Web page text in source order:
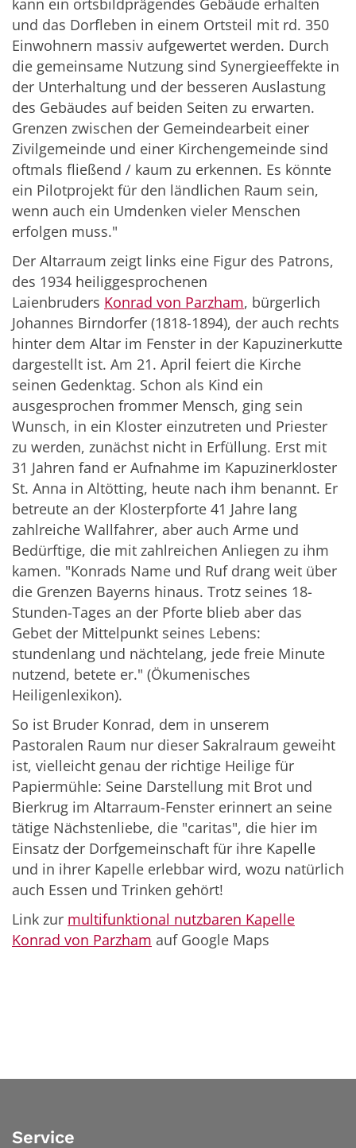
kann ein ortsbildprägendes Gebäude erhalten
und das Dorfleben in einem Ortsteil mit rd. 350
Einwohnern massiv aufgewertet werden. Durch
die gemeinsame Nutzung sind Synergieeffekte in
der Unterhaltung und der besseren Auslastung
des Gebäudes auf beiden Seiten zu erwarten.
Grenzen zwischen der Gemeindearbeit einer
Zivilgemeinde und einer Kirchengemeinde sind
oftmals fließend / kaum zu erkennen. Es könnte
ein Pilotprojekt für den ländlichen Raum sein,
wenn auch ein Umdenken vieler Menschen
erfolgen muss."
Der Altarraum zeigt links eine Figur des Patrons,
des 1934 heiliggesprochenen
Laienbruders Konrad von Parzham, bürgerlich
Johannes Birndorfer (1818-1894), der auch rechts
hinter dem Altar im Fenster in der Kapuzinerkutte
dargestellt ist. Am 21. April feiert die Kirche
seinen Gedenktag. Schon als Kind ein
ausgesprochen frommer Mensch, ging sein
Wunsch, in ein Kloster einzutreten und Priester
zu werden, zunächst nicht in Erfüllung. Erst mit
31 Jahren fand er Aufnahme im Kapuzinerkloster
St. Anna in Altötting, heute nach ihm benannt. Er
betreute an der Klosterpforte 41 Jahre lang
zahlreiche Wallfahrer, aber auch Arme und
Bedürftige, die mit zahlreichen Anliegen zu ihm
kamen. "Konrads Name und Ruf drang weit über
die Grenzen Bayerns hinaus. Trotz seines 18-
Stunden-Tages an der Pforte blieb aber das
Gebet der Mittelpunkt seines Lebens:
stundenlang und nächtelang, jede freie Minute
nutzend, betete er." (Ökumenisches
Heiligenlexikon).
So ist Bruder Konrad, dem in unserem
Pastoralen Raum nur dieser Sakralraum geweiht
ist, vielleicht genau der richtige Heilige für
Papiermühle: Seine Darstellung mit Brot und
Bierkrug im Altarraum-Fenster erinnert an seine
tätige Nächstenliebe, die "caritas", die hier im
Einsatz der Dorfgemeinschaft für ihre Kapelle
und in ihrer Kapelle erlebbar wird, wozu natürlich
auch Essen und Trinken gehört!
Link zur multifunktional nutzbaren Kapelle
Konrad von Parzham auf Google Maps
Service